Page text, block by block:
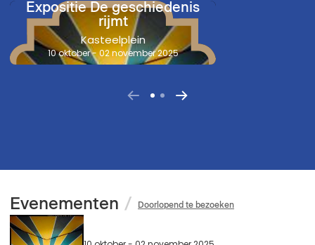
Expositie De geschiedenis
rijmt
Kasteelplein
10 oktober-02 november 2025
Vorige
Volgende
Evenementen / Doorlopend te bezoeken